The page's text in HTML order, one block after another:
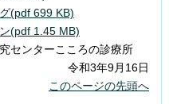
(pdf 699 KB)
(pdf 1.45 MB)
センターこころの診療所
令和3年9月16日
このページの先頭へ